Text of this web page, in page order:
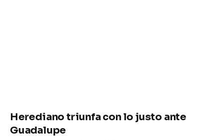
Herediano triunfa con lo justo ante
Guadalupe